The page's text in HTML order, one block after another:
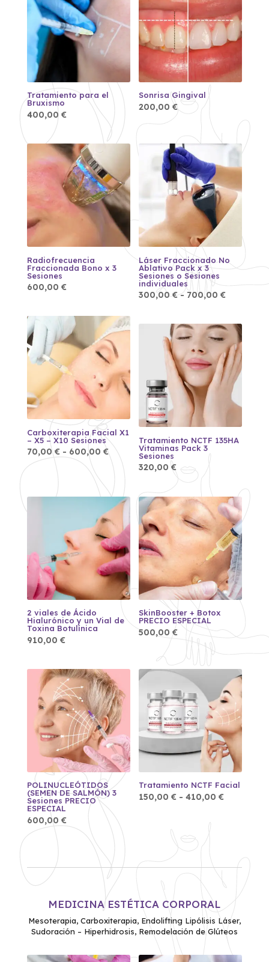
Tratamiento para el
Bruxismo
400,00 €
Sonrisa Gingival
200,00€
Radiofrecuencia
Fraccionada Bono x 3
Sesiones
600,00 €
Láser Fraccionado No
Ablativo Pack x 3
Sesiones o Sesiones
individuales
300,00€ - 700,00€Rango
300,00 €
hasta
700,00 €
Carboxiterapia Facial X1
– X5 – X10 Sesiones
70,00€ - 600,00 €Rango
de
precios:
desde
hasta
600,00 €
Tratamiento NCTF 135HA
Vitaminas Pack 3
Sesiones
320,00€
2 viales de Ácido
Hialurónico y un Vial de
Toxina Botulínica
910,00 €
SkinBooster + Botox
PRECIO ESPECIAL
500,00€
POLINUCLEÓTIDOS
(SEMEN DE SALMÓN) 3
Sesiones PRECIO
ESPECIAL
600,00 €
Tratamiento NCTF Facial
150,00€ - 410,00€Rango
MEDICINA ESTÉTICA CORPORAL
Mesoterapia, Carboxiterapia, Endolifting Lipólisis Láser,
Sudoración – Hiperhidrosis, Remodelación de Glúteos